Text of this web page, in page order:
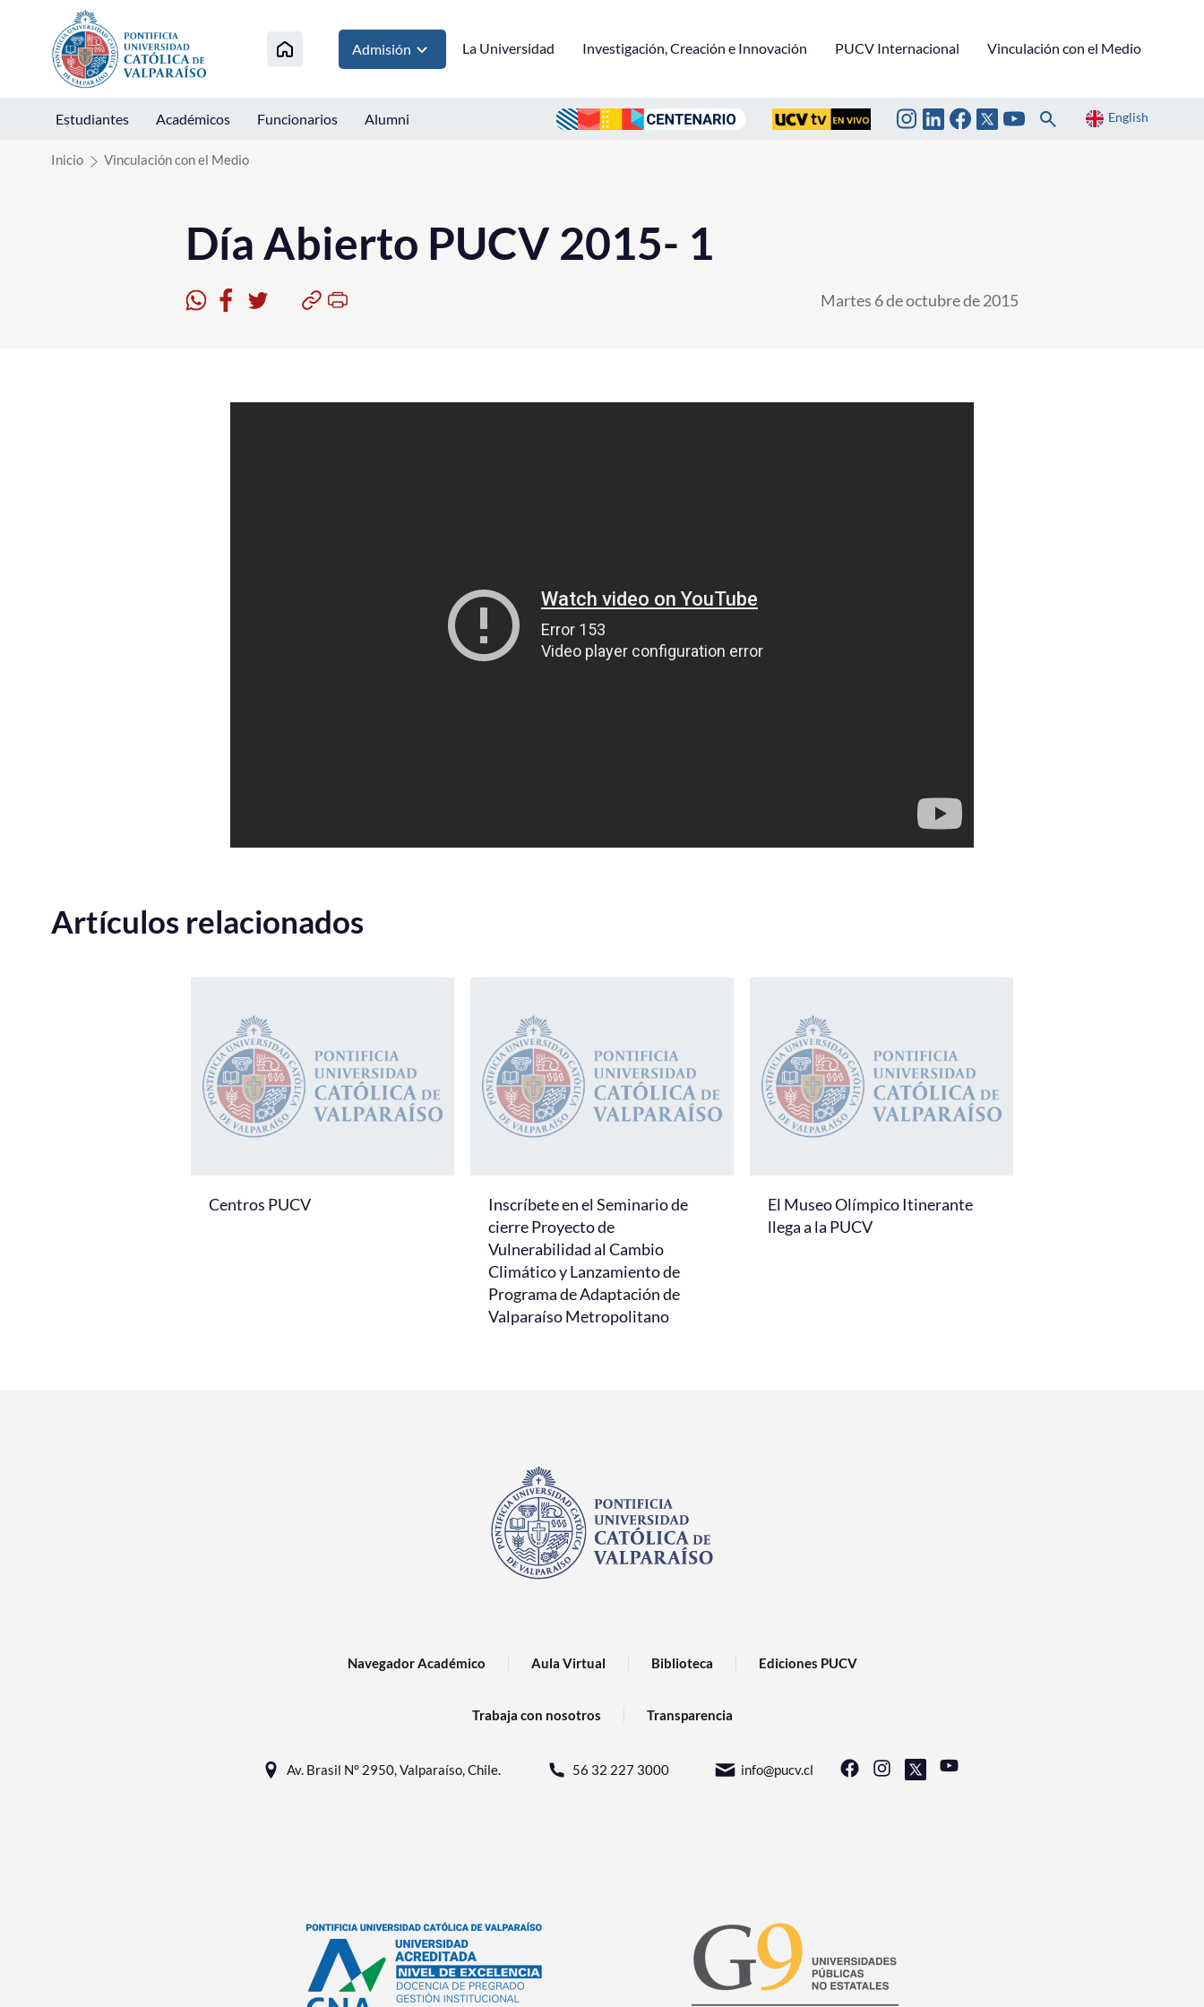
Click acá para ir directamente al contenido
Admisión La Universidad Investigación, Creación e Innovación PUCV Internacional Vinculación con el Medio
Estudiantes Académicos Funcionarios Alumni English
Inicio Vinculación con el Medio
Día Abierto PUCV 2015- 1
Martes 6 de octubre de 2015
Artículos relacionados
Centros PUCV
Inscríbete en el Seminario de
cierre Proyecto de
Vulnerabilidad al Cambio
Climático y Lanzamiento de
Programa de Adaptación de
Valparaíso Metropolitano
El Museo Olímpico Itinerante
llega a la PUCV
Navegador Académico Aula Virtual Biblioteca Ediciones PUCV
Trabaja con nosotros Transparencia
Av. Brasil N° 2950, Valparaíso, Chile. 56 32 227 3000 info@pucv.cl